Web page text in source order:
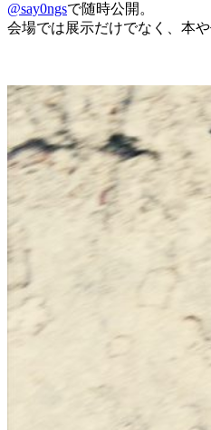
@say0ngsで随時公開。
会場では展示だけでなく、本